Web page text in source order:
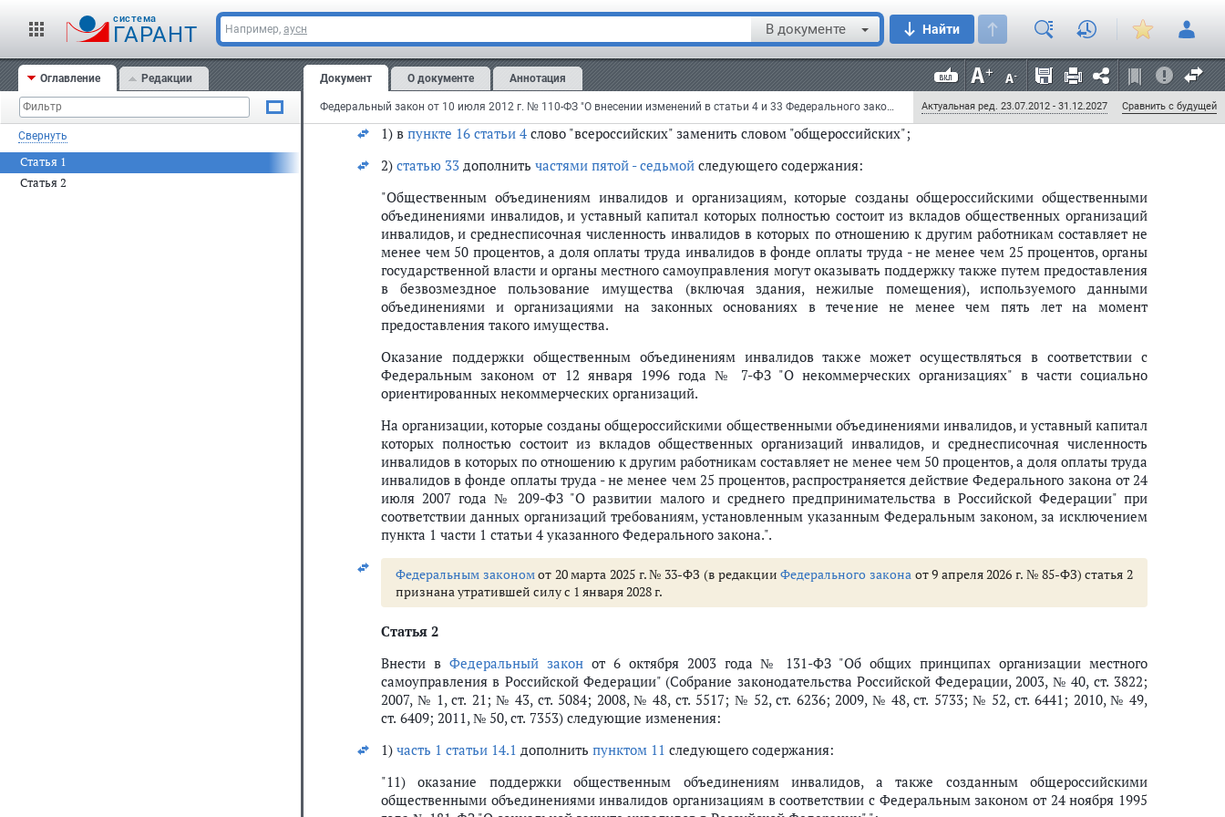
cистема
ГАРАНТ Например, аусн В документе Найти
Оглавление Редакции
Свернуть
Статья 1
Статья 2
Документ О документе Аннотация
Федеральный закон от 10 июля 2012 г. № 110-ФЗ "О внесении изменений в статьи 4 и 33 Федерального закона "О социальной защите инвалидов в Российской Федерации" и Федеральный закон "Об общих принципах организации местного самоуправления в Российской Федерации" (с изменениями и дополнениями) Актуальная ред. 23.07.2012 - 31.12.2027 Сравнить с будущей
Статья 1
Внести вФедеральный законот 24 ноября 1995 года № 181-ФЗ "О социальной защите инвалидов в Российской
Федерации" (Собрание законодательства Российской Федерации, 1995, № 48, ст. 4563; 1999, № 2, ст. 232; № 29, ст. 3693;
2002, № 22, ст. 2026; 2003, № 2, ст. 167; № 43, ст. 4108; 2004, № 35, ст. 3607; 2011, № 30, ст. 4596; № 45, ст. 6329) следующие
изменения:
1) в пункте 16 статьи 4 слово "всероссийских" заменить словом "общероссийских";
2) статью 33 дополнить частями пятой - седьмой следующего содержания:
"Общественным объединениям инвалидов и организациям, которые созданы общероссийскими общественными
объединениями инвалидов, и уставный капитал которых полностью состоит из вкладов общественных организаций
инвалидов, и среднесписочная численность инвалидов в которых по отношению к другим работникам составляет не
менее чем 50 процентов, а доля оплаты труда инвалидов в фонде оплаты труда - не менее чем 25 процентов, органы
государственной власти и органы местного самоуправления могут оказывать поддержку также путем предоставления
в безвозмездное пользование имущества (включая здания, нежилые помещения), используемого данными
объединениями и организациями на законных основаниях в течение не менее чем пять лет на момент
предоставления такого имущества.
Оказание поддержки общественным объединениям инвалидов также может осуществляться в соответствии с
Федеральным законом от 12 января 1996 года № 7-ФЗ "О некоммерческих организациях" в части социально
ориентированных некоммерческих организаций.
На организации, которые созданы общероссийскими общественными объединениями инвалидов, и уставный капитал
которых полностью состоит из вкладов общественных организаций инвалидов, и среднесписочная численность
инвалидов в которых по отношению к другим работникам составляет не менее чем 50 процентов, а доля оплаты труда
инвалидов в фонде оплаты труда - не менее чем 25 процентов, распространяется действие Федерального закона от 24
июля 2007 года № 209-ФЗ "О развитии малого и среднего предпринимательства в Российской Федерации" при
соответствии данных организаций требованиям, установленным указанным Федеральным законом, за исключением
пункта 1 части 1 статьи 4 указанного Федерального закона.".
Федеральным закономот 20 марта 2025 г. № 33-ФЗ (в редакцииФедерального законаот 9 апреля 2026 г. № 85-ФЗ) статья 2
признана утратившей силу с 1 января 2028 г.
Статья 2
Внести в Федеральный законот 6 октября 2003 года № 131-ФЗ "Об общих принципах организации местного
самоуправления в Российской Федерации" (Собрание законодательства Российской Федерации, 2003, № 40, ст. 3822;
2007, № 1, ст. 21; № 43, ст. 5084; 2008, № 48, ст. 5517; № 52, ст. 6236; 2009, № 48, ст. 5733; № 52, ст. 6441; 2010, № 49,
ст. 6409; 2011, № 50, ст. 7353) следующие изменения:
1) часть 1 статьи 14.1 дополнить пунктом 11 следующего содержания:
"11) оказание поддержки общественным объединениям инвалидов, а также созданным общероссийскими
общественными объединениями инвалидов организациям в соответствии с Федеральным законом от 24 ноября 1995